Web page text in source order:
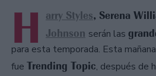
H arry Styles, Serena
Johnson serán las
para esta temporada. Esta
fue Trending Topic, después de